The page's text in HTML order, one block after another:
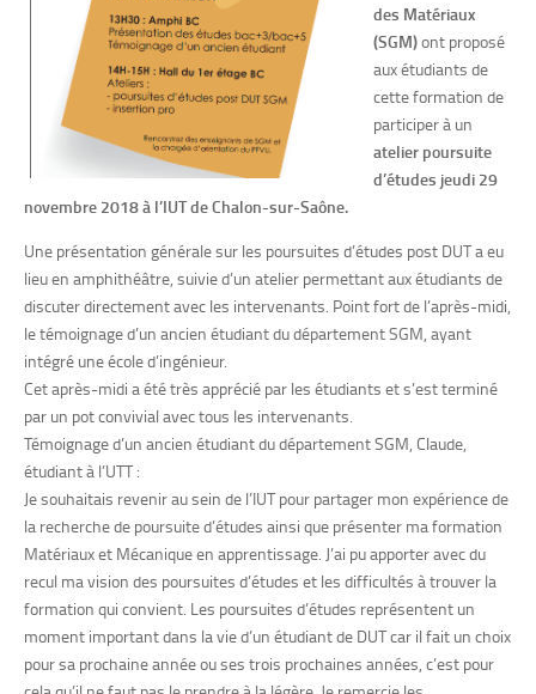
des Matériaux
(SGM)ont proposé
aux étudiants de
cette formation de
participer à un
atelier poursuite
d’études jeudi 29
novembre 2018 à l’IUT de Chalon-sur-Saône.
Une présentation générale sur les poursuites d’études post DUT a eu
lieu en amphithéâtre, suivie d’un atelier permettant aux étudiants de
discuter directement avec les intervenants. Point fort de l’après-midi,
le témoignage d’un ancien étudiant du département SGM, ayant
intégré une école d’ingénieur.
Cet après-midi a été très apprécié par les étudiants et s’est terminé
par un pot convivial avec tous les intervenants.
Témoignage d’un ancien étudiant du département SGM, Claude,
étudiant à l’UTT :
Je souhaitais revenir au sein de l’IUT pour partager mon expérience de
la recherche de poursuite d’études ainsi que présenter ma formation
Matériaux et Mécanique en apprentissage. J’ai pu apporter avec du
recul ma vision des poursuites d’études et les difficultés à trouver la
formation qui convient. Les poursuites d’études représentent un
moment important dans la vie d’un étudiant de DUT car il fait un choix
pour sa prochaine année ou ses trois prochaines années, c’est pour